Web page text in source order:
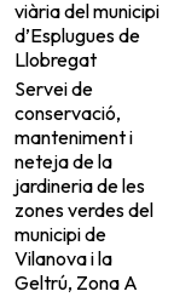
viària del municipi
d’Esplugues de
Llobregat
Servei de
conservació,
manteniment i
neteja de la
jardineria de les
zones verdes del
municipi de
Vilanova i la
Geltrú, Zona A